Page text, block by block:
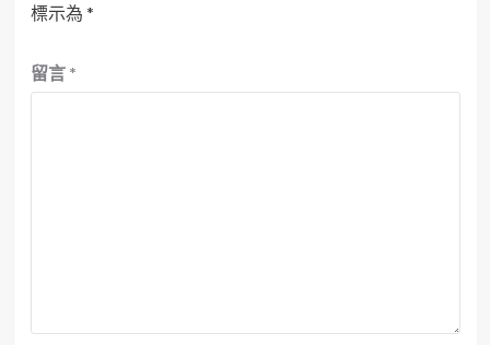
標示為 *
留言 *